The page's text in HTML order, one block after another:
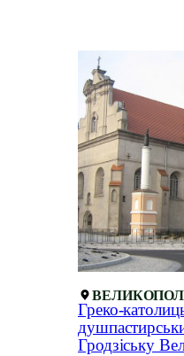
Греко-
Гродзіську